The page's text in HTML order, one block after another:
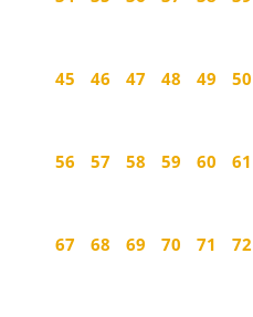
45 46 47 48 49 50
56 57 58 59 60 61
67 68 69 70 71 72